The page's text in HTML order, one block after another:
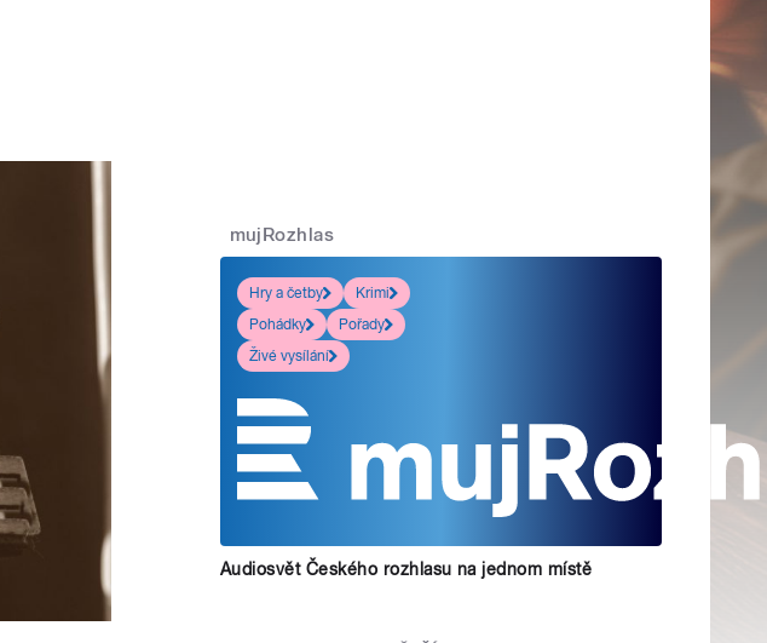
mujRozhlas
Hry a četby
Krimi
Pohádky
Pořady
Živé vysílání
Audiosvět Českého rozhlasu na jednom místě